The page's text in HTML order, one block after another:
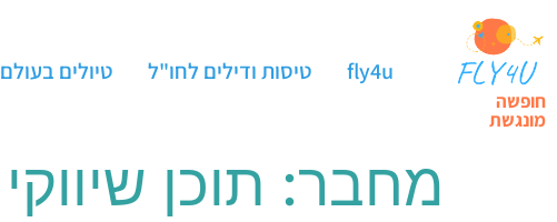
חופשה
מונגשת
fly4u טיסות ודילים לחו"ל טיולים בעולם
מחבר: תוכן שיווקי